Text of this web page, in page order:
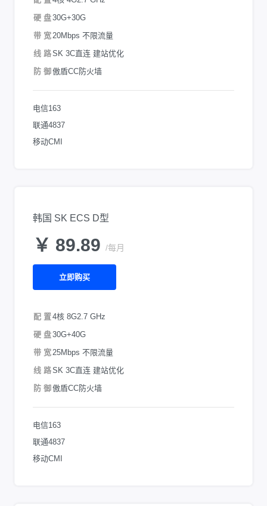
硬 盘30G+30G
带 宽20Mbps 不限流量
线 路SK 3C直连 建站优化
防 御傲盾CC防火墙
电信163
联通4837
移动CMI
韩国 SK ECS D型
￥ 89.89 /每月
立即购买
配 置4核 8G2.7 GHz
硬 盘30G+40G
带 宽25Mbps 不限流量
线 路SK 3C直连 建站优化
防 御傲盾CC防火墙
电信163
联通4837
移动CMI